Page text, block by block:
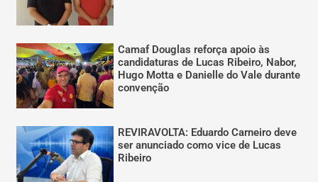
Camaf Douglas reforça apoio às
candidaturas de Lucas Ribeiro, Nabor,
Hugo Motta e Danielle do Vale durante
convenção
REVIRAVOLTA: Eduardo Carneiro deve
ser anunciado como vice de Lucas
Ribeiro